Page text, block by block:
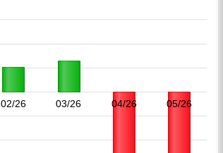
02/26 03/26 04/26 05/26